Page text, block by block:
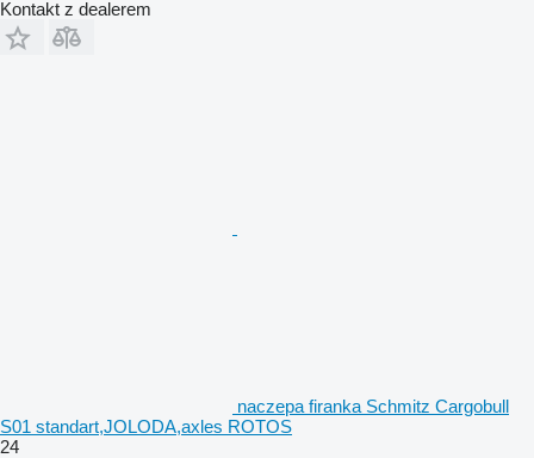
Kontakt z dealerem
naczepa firanka Schmitz Cargobull
S01 standart,JOLODA,axles ROTOS
24